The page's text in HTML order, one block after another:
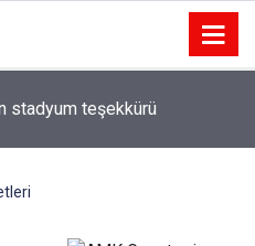
stadyum teşekkürü